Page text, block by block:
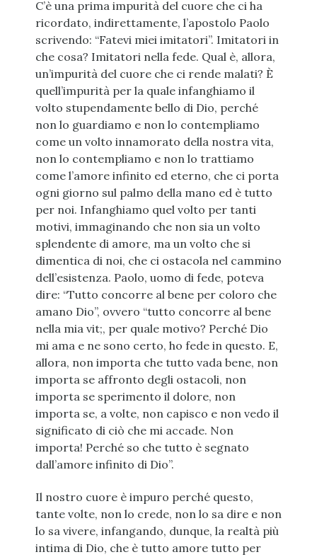
C’è una prima impurità del cuore che ci ha
ricordato, indirettamente, l’apostolo Paolo
scrivendo: “Fatevi miei imitatori”. Imitatori in
che cosa? Imitatori nella fede. Qual è, allora,
un’impurità del cuore che ci rende malati? È
quell’impurità per la quale infanghiamo il
volto stupendamente bello di Dio, perché
non lo guardiamo e non lo contempliamo
come un volto innamorato della nostra vita,
non lo contempliamo e non lo trattiamo
come l’amore infinito ed eterno, che ci porta
ogni giorno sul palmo della mano ed è tutto
per noi. Infanghiamo quel volto per tanti
motivi, immaginando che non sia un volto
splendente di amore, ma un volto che si
dimentica di noi, che ci ostacola nel cammino
dell’esistenza. Paolo, uomo di fede, poteva
dire: “Tutto concorre al bene per coloro che
amano Dio”, ovvero “tutto concorre al bene
nella mia vit;, per quale motivo? Perché Dio
mi ama e ne sono certo, ho fede in questo. E,
allora, non importa che tutto vada bene, non
importa se affronto degli ostacoli, non
importa se sperimento il dolore, non
importa se, a volte, non capisco e non vedo il
significato di ciò che mi accade. Non
importa! Perché so che tutto è segnato
dall’amore infinito di Dio”.
Il nostro cuore è impuro perché questo,
tante volte, non lo crede, non lo sa dire e non
lo sa vivere, infangando, dunque, la realtà più
intima di Dio, che è tutto amore tutto per